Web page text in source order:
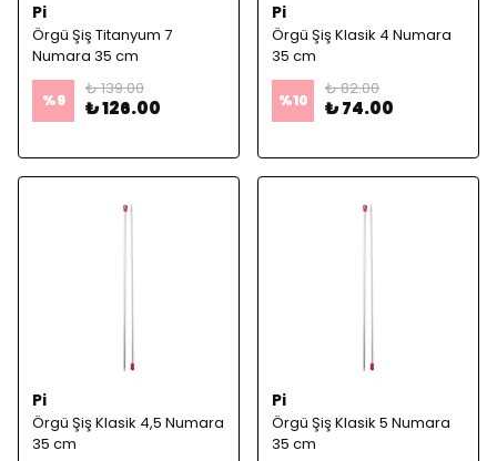
Pi
Örgü Şiş Titanyum 7
Numara 35 cm
%9
₺ 139.00
₺ 126.00
Pi
Örgü Şiş Klasik 4 Numara
35 cm
%10
₺ 82.00
₺ 74.00
Pi
Örgü Şiş Klasik 4,5 Numara
35 cm
Pi
Örgü Şiş Klasik 5 Numara
35 cm